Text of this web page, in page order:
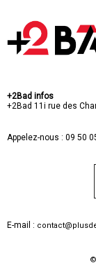
+2Bad infos
+2Bad 11i rue des
Appelez-nous : 09 50
E-mail :